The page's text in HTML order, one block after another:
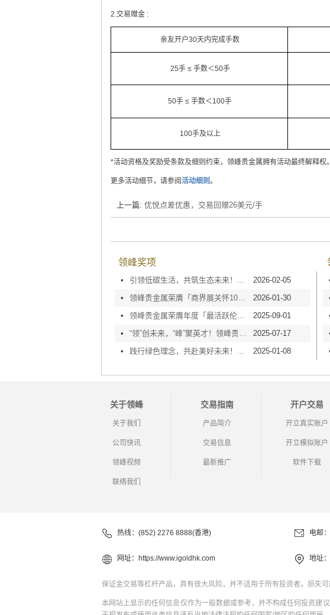
2.交易赠金 :
亲友开户30天内完成手数
25手 ≤ 手数＜50手
50手 ≤ 手数＜100手
100手及以上
*活动资格及奖励受条款及细则约束，领峰贵金属拥有活动最终解释权。
更多活动细节，请参阅活动细则。
上一篇: 优悦点差优惠，交易回赠26美元/手
领峰奖项
•
2026-02-05
•
领峰贵金属荣膺「商界展关怀10+」认证，坚守企业责任方能致远
2026-01-30
•
领峰贵金属荣膺年度「最活跃伦敦金/银交易商」，同贺金银业贸易场115周年庆
2025-09-01
•
“领”创未来，“峰”聚英才！领峰贵金属第10年荣膺「人才企业」嘉许
2025-07-17
•
2025-01-08
关于领峰
关于我们
公司快讯
领峰视频
联络我们
交易指南
产品简介
交易信息
最新推广
开户交易
开立真实账户
开立模拟账户
软件下载
热线：(852) 2276 8888(香港) 电邮：
网址： https://www.igoldhk.com 地址：
保证金交易等杠杆产品，具有很大风险，并不适用于所有投资者。损失
本网站上显示的任何信息仅作为一般数据或参考，并不构成任何投资建